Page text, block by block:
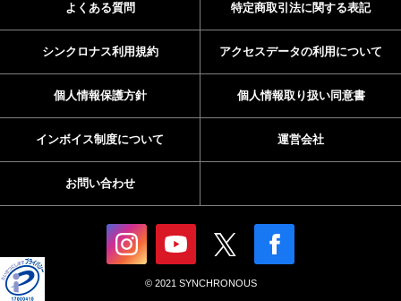
よくある質問 特定商取引法に関する表記
シンクロナス利用規約 アクセスデータの利用について
個人情報保護方針 個人情報取り扱い同意書
インボイス制度について 運営会社
お問い合わせ
© 2021 SYNCHRONOUS